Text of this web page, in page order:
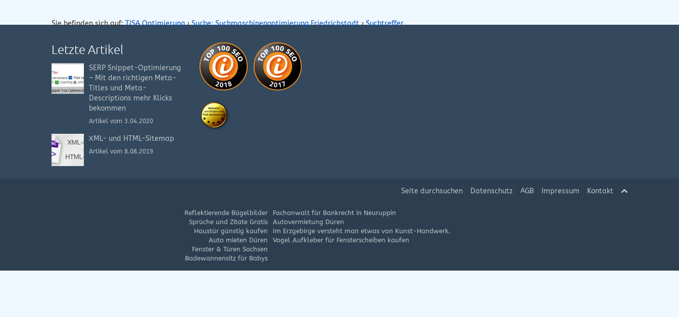
Sie befinden sich auf:TISA Optimierung›Suche: Suchmaschinenoptimierung Friedrichstadt›Suchtreffer
Letzte Artikel
SERP Snippet-Optimierung
– Mit den richtigen Meta-
Titles und Meta-
Descriptions mehr Klicks
bekommen
Artikel vom 3.04.2020
XML- und HTML-Sitemap
Artikel vom 8.08.2019
Seite durchsuchen Datenschutz AGB Impressum Kontakt
Reflektierende Bügelbilder
Sprüche und Zitate Gratis
Haustür günstig kaufen
Auto mieten Düren
Fenster & Türen Sachsen
Badewannensitz für Babys
Fachanwalt für Bankrecht in Neuruppin
Autovermietung Düren
Im Erzgebirge versteht man etwas von Kunst-Handwerk.
Vogel Aufkleber für Fensterscheiben kaufen